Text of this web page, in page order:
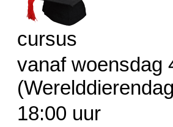
cursus
vanaf
18:00 uur